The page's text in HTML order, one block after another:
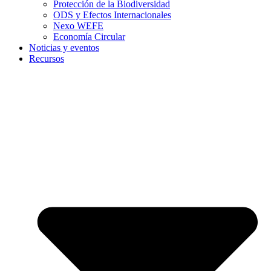
Protección de la Biodiversidad
ODS y Efectos Internacionales
Nexo WEFE
Economía Circular
Noticias y eventos
Recursos